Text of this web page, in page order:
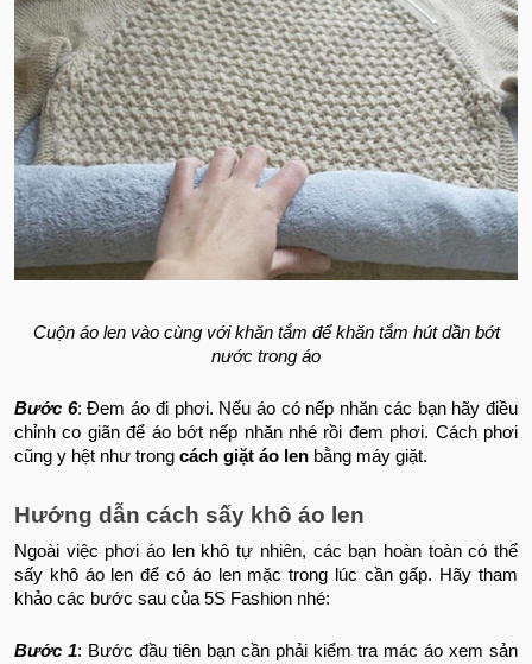
Cuộn áo len vào cùng với khăn tắm để khăn tắm hút dần bớt
nước trong áo
Bước 6: Đem áo đi phơi. Nếu áo có nếp nhăn các bạn hãy điều
chỉnh co giãn để áo bớt nếp nhăn nhé rồi đem phơi. Cách phơi
cũng y hệt như trong cách giặt áo len bằng máy giặt.
Hướng dẫn cách sấy khô áo len
Ngoài việc phơi áo len khô tự nhiên, các bạn hoàn toàn có thể
sấy khô áo len để có áo len mặc trong lúc cần gấp. Hãy tham
khảo các bước sau của 5S Fashion nhé:
Bước 1: Bước đầu tiên bạn cần phải kiểm tra mác áo xem sản